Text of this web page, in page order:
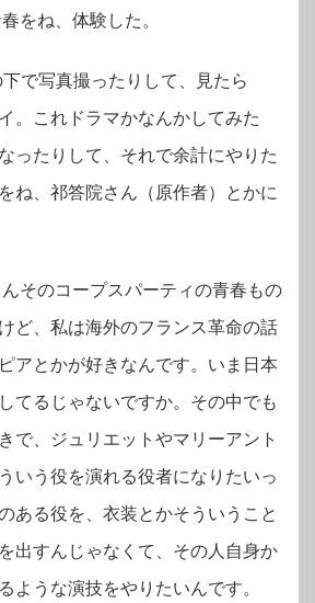
をね、体験した。
で写真撮ったりして、見たら
。これドラマかなんかしてみた
ったりして、それで余計にやりた
ね、祁答院さん（原作者）とかに
そのコープスパーティの青春もの
ど、私は海外のフランス革命の話
アとかが好きなんです。いま日本
てるじゃないですか。その中でも
で、ジュリエットやマリーアント
いう役を演れる役者になりたいっ
ある役を、衣装とかそういうこと
出すんじゃなくて、その人自身か
ような演技をやりたいんです。